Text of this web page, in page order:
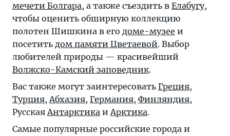
мечети Болгара, а также съездить в Елабугу,
чтобы оценить обширную коллекцию
полотен Шишкина в его доме-музее и
посетить дом памяти Цветаевой. Выбор
любителей природы — красивейший
Волжско-Камский заповедник.
Вас также могут заинтересовать Греция,
Турция,Абхазия, Германия, Финляндия,
РусскаяАнтарктика иАрктика.
Самые популярные российские города и